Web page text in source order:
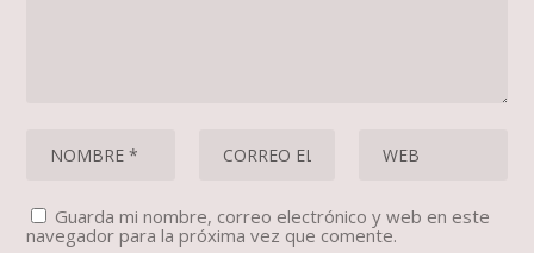
Guarda mi nombre, correo electrónico y web en este
navegador para la próxima vez que comente.